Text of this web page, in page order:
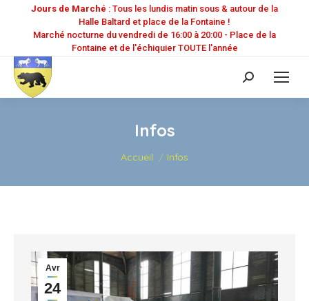
Jours de Marché : Tous les lundis matin sous & autour de la
Halle Baltard et place de la Fontaine !
Marché nocturne du vendredi de 16:00 à 20:00 - Place de la
Fontaine et de l'échiquier TOUTE l'année
Recherche
:
Infos
Vous êtes ici :
Accueil Infos
Avr
24